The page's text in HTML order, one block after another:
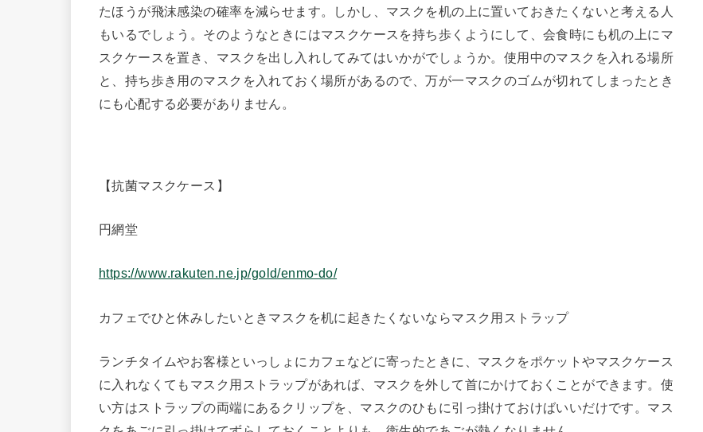
たほうが飛沫感染の確率を減らせます。しかし、マスクを机の上に置いておきたくないと考える人
もいるでしょう。そのようなときにはマスクケースを持ち歩くようにして、会食時にも机の上にマ
スクケースを置き、マスクを出し入れしてみてはいかがでしょうか。使用中のマスクを入れる場所
と、持ち歩き用のマスクを入れておく場所があるので、万が一マスクのゴムが切れてしまったとき
にも心配する必要がありません。
【抗菌マスクケース】
円網堂
https://www.rakuten.ne.jp/gold/enmo-do/
カフェでひと休みしたいときマスクを机に起きたくないならマスク用ストラップ
ランチタイムやお客様といっしょにカフェなどに寄ったときに、マスクをポケットやマスクケース
に入れなくてもマスク用ストラップがあれば、マスクを外して首にかけておくことができます。使
い方はストラップの両端にあるクリップを、マスクのひもに引っ掛けておけばいいだけです。マス